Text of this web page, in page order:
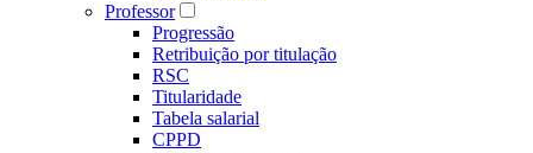
Professor
Progressão
Retribuição por titulação
RSC
Titularidade
Tabela salarial
CPPD